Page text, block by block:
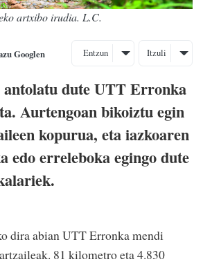
artxibo irudia. L.C.
Googlen Entzun Itzuli
dute UTT Erronka
Aurtengoan bikoiztu egin
kopurua, eta iazkoaren
edo erreleboka egingo dute
dira abian UTT Erronka mendi
81 kilometro eta 4.830